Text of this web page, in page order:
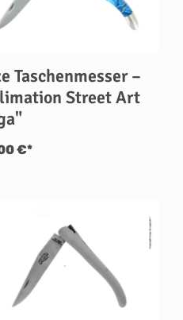
Taschenmesser –
Street Art
€*